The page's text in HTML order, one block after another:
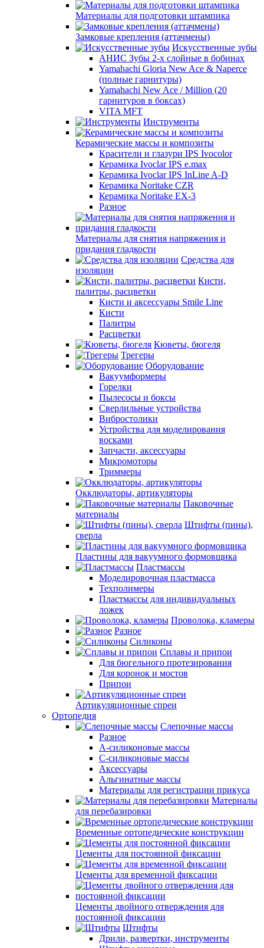
Материалы для подготовки штампика
Замковые крепления (аттачмены)
Искусственные зубы
АНИС Зубы 2-х слойные в бобинах
Yamahachi Gloria New Ace & Naperce
(полные гарнитуры)
Yamahachi New Ace / Million (20
гарнитуров в боксах)
VITA MFT
Инструменты
Керамические массы и композиты
Красители и глазури IPS Ivocolor
Керамика Ivoclar IPS e.max
Керамика Ivoclar IPS InLine A-D
Керамика Noritake CZR
Керамика Noritake EX-3
Разное
Материалы для снятия напряжения и
придания гладкости
Средства для
изоляции
Кисти,
палитры, расцветки
Кисти и аксессуары Smile Line
Кисти
Палитры
Расцветки
Кюветы, бюгеля
Трегеры
Оборудование
Вакуумформеры
Горелки
Пылесосы и боксы
Сверлильные устройства
Вибростолики
Устройства для моделирования
восками
Запчасти, аксессуары
Микромоторы
Триммеры
Окклюдаторы, артикуляторы
Паковочные
материалы
Штифты (пины),
сверла
Пластины для вакуумного формовщика
Пластмассы
Моделировочная пластмасса
Техполимеры
Пластмассы для индивидуальных
ложек
Проволока, кламеры
Разное
Силиконы
Сплавы и припои
Для бюгельного протезирования
Для коронок и мостов
Припои
Артикуляционные спреи
Ортопедия
Слепочные массы
Разное
А-силиконовые массы
С-силиконовые массы
Аксессуары
Альгинатные массы
Материалы для регистрации прикуса
Материалы
для перебазировки
Временные ортопедические конструкции
Цементы для постоянной фиксации
Цементы для временной фиксации
Цементы двойного отверждения для
постоянной фиксации
Штифты
Дрили, развертки, инструменты